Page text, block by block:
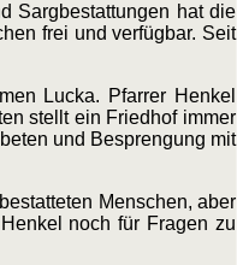
Sargbestattungen hat die
frei und verfügbar. Seit
Lucka. Pfarrer Henkel
stellt ein Friedhof immer
und Besprengung mit
Menschen, aber
noch für Fragen zu